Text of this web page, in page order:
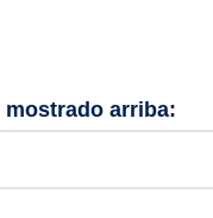
arriba: